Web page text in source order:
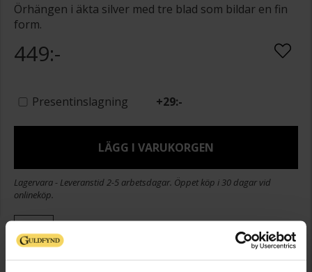
Örhängen i äkta silver med tre blad som bildar en fin
form.
449:-
Presentinslagning +29:-
LÄGG I VARUKORGEN
Lagervara - Leveranstid 2-5 arbetsdagar. Öppet köp i 30 dagar vid
onlineköp.